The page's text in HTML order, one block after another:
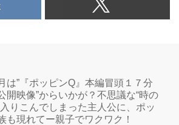
は”『ポッピンQ』本編冒頭１７分
開映像”からいかが？不思議な“時の
りこんでしまった主人公に、ポッ
も現れてー親子でワクワク！